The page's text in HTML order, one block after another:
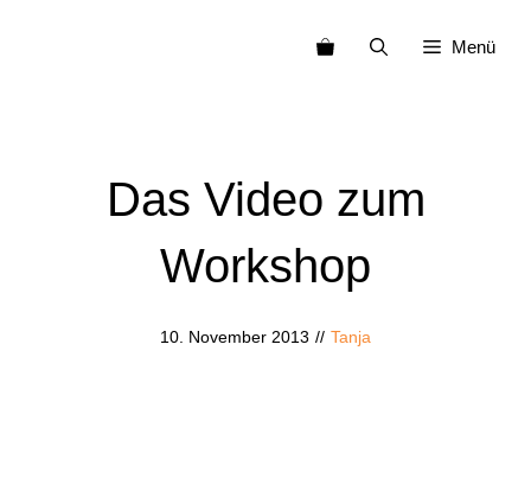
Menü
Das Video zum
Workshop
10. November 2013 // Tanja